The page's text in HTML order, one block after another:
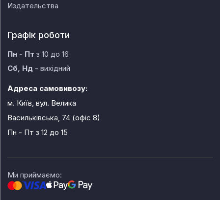
Издательства
Графік роботи
Пн - Пт з 10 до 16
Сб, Нд - вихідний
Адреса самовивозу:
м. Київ, вул. Велика
Васильківська, 74 (офіс 8)
Пн - Пт з 12 до 15
Ми приймаємо: